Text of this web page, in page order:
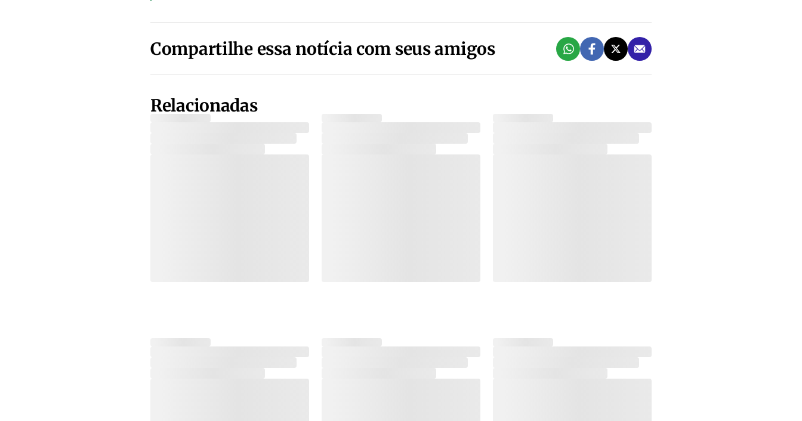
Compartilhe essa notícia com seus amigos
Relacionadas